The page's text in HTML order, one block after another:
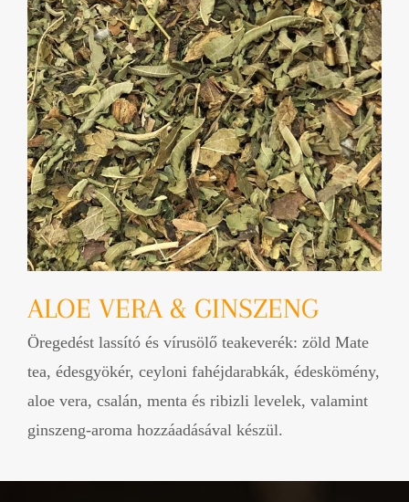
ALOE VERA & GINSZENG
Öregedést lassító és vírusölő teakeverék: zöld Mate
tea, édesgyökér, ceyloni fahéjdarabkák, édeskömény,
aloe vera, csalán, menta és ribizli levelek, valamint
ginszeng-aroma hozzáadásával készül.